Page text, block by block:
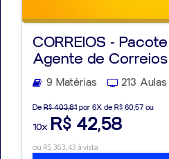
CORREIOS -
Agente de Correios
9 Matérias 213 Aulas
De R$ 403,81 por 6X de R$ 60,57 ou
10x R$ 42,58
ou R$ 363,43 à vista